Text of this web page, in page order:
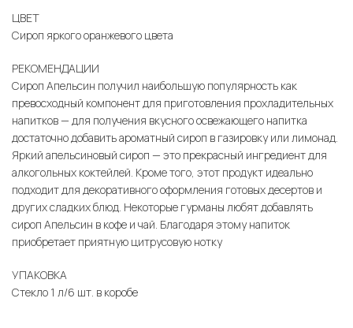
ЦВЕТ
Сироп яркого оранжевого цвета
РЕКОМЕНДАЦИИ
Сироп Апельсин получил наибольшую популярность как
превосходный компонент для приготовления прохладительных
напитков — для получения вкусного освежающего напитка
достаточно добавить ароматный сироп в газировку или лимонад.
Яркий апельсиновый сироп — это прекрасный ингредиент для
алкогольных коктейлей. Кроме того, этот продукт идеально
подходит для декоративного оформления готовых десертов и
других сладких блюд. Некоторые гурманы любят добавлять
сироп Апельсин в кофе и чай. Благодаря этому напиток
приобретает приятную цитрусовую нотку
УПАКОВКА
Стекло 1 л/6 шт. в коробе